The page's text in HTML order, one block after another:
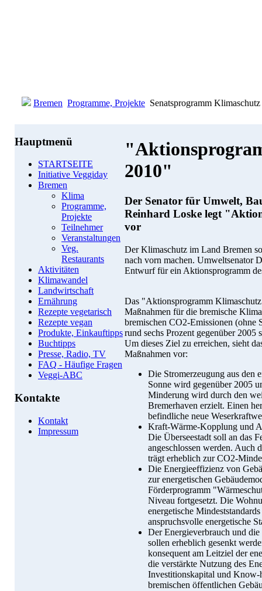
Bremen Programme, Projekte Senatsprogramm
Hauptmenü
STARTSEITE
Initiative Veggiday
Bremen
Klima
Programme,
Projekte
Teilnehmer
Veranstaltungen
Veg.
Restaurants
Aktivitäten
Klimawandel
Landwirtschaft
Ernährung
Rezepte vegetarisch
Rezepte vegan
Produkte, Einkauftipps
Buchtipps
Presse, Radio, TV
FAQ - Häufige Fragen
Veggi-ABC
Kontakte
Kontakt
Impressum
2010"
Der Senator für Umwelt,
Reinhard Loske legt
vor
Der Klimaschutz im Land Bremen
nach vorn machen. Umweltsenator
Entwurf für ein Aktionsprogramm
Das "Aktionsprogramm
Maßnahmen für die bremische
bremischen CO2-Emissionen (ohne
rund sechs Prozent gegenüber 2005
Um dieses Ziel zu erreichen, sieht
Maßnahmen vor:
Die Stromerzeugung aus den
Sonne wird gegenüber 2005
Minderung wird durch den
Bremerhaven erzielt. Einen
befindliche neue
Kraft-Wärme-Kopplung und
Die Überseestadt soll an das
angeschlossen werden.
trägt erheblich zur CO2-
Die Energieeffizienz von
zur energetischen
Förderprogramm
Niveau fortgesetzt. Die
energetische
anspruchsvolle energetische
Der Energieverbrauch und
sollen erheblich gesenkt
konsequent am Leitziel der
die verstärkte Nutzung des
Investitionskapital und
bremischen öffentlichen